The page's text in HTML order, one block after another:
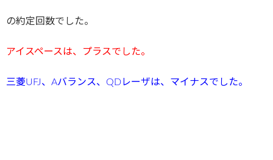
の約定回数でした。
アイスペースは、プラスで した。
三菱UFJ、Aバランス、QDレーザは、マイナスでした。